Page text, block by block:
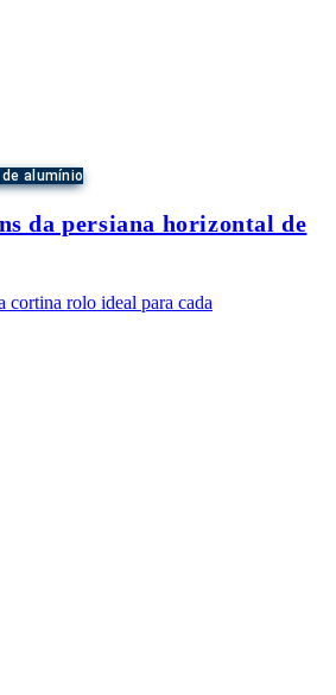
alumínio
da persiana horizontal de